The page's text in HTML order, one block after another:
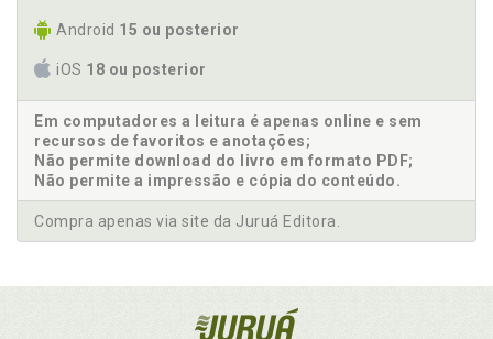
Android 15 ou posterior
iOS 18 ou posterior
Em computadores a leitura é apenas online e sem
recursos de favoritos e anotações;
Não permite download do livro em formato PDF;
Não permite a impressão e cópia do conteúdo.
Compra apenas via site da Juruá Editora.